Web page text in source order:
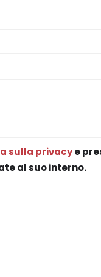
sulla privacye
al suo interno.